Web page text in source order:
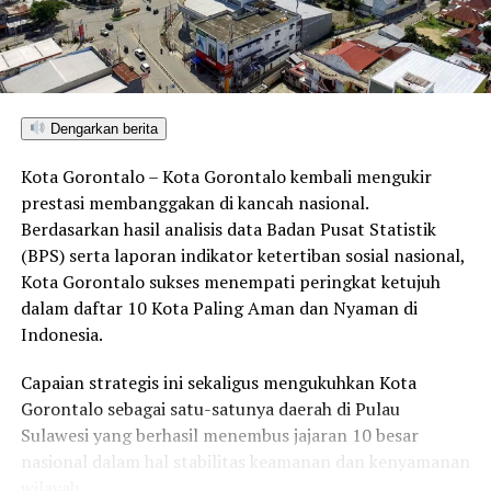
PEMKOT GORONTALO
PENERTIBAN MIRAS
PEREDARAN MIRAS
PULUBALA KOTA TENGAH
SOSIALISASI MASYARAKAT
WALI KOTA GORONTALO
UP NEXT
Pertalite Botolan Tembus Rp25 Ribu
STOP KEKERASAN: Satgas PPKPT UNG Gandeng Polda
Gorontalo Bersihkan Kampus dari Perundungan
Dengarkan berita
Kota Gorontalo – Kota Gorontalo kembali mengukir
prestasi membanggakan di kancah nasional.
Berdasarkan hasil analisis data Badan Pusat Statistik
(BPS) serta laporan indikator ketertiban sosial nasional,
Kota Gorontalo sukses menempati peringkat ketujuh
dalam daftar 10 Kota Paling Aman dan Nyaman di
Indonesia.
Capaian strategis ini sekaligus mengukuhkan Kota
Gorontalo sebagai satu-satunya daerah di Pulau
Sulawesi yang berhasil menembus jajaran 10 besar
nasional dalam hal stabilitas keamanan dan kenyamanan